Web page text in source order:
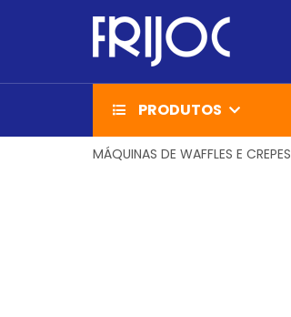
PRODUTOS
MÁQUINAS DE WAFFLES E CREPES